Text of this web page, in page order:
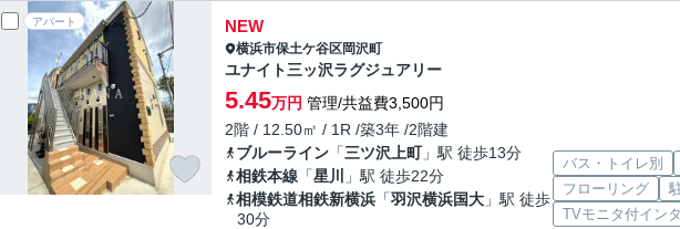
アパート NEW
横浜市保土ケ谷区岡沢町
ユナイト三ッ沢ラグジュアリー
5.45万円 管理/共益費3,500円
2階 / 12.50㎡ / 1R /築3年 /2階建
ブルーライン 「三ツ沢上町」駅 徒歩13分
相鉄本線 「星川
」駅 徒歩22分
相模鉄道相鉄新横浜 「羽沢横浜国大 」駅 徒歩
30分
バス・トイレ別
フローリング
TVモニタ付イン